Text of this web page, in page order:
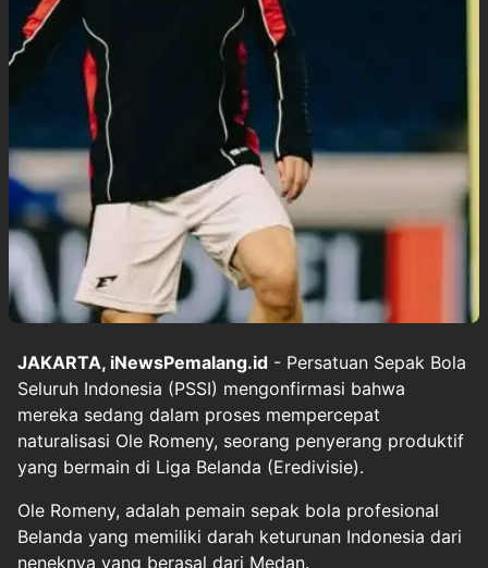
JAKARTA, iNewsPemalang.id - Persatuan Sepak Bola
Seluruh Indonesia (PSSI) mengonfirmasi bahwa
mereka sedang dalam proses mempercepat
naturalisasi Ole Romeny, seorang penyerang produktif
yang bermain di Liga Belanda (Eredivisie).
Ole Romeny, adalah pemain sepak bola profesional
Belanda yang memiliki darah keturunan Indonesia dari
neneknya yang berasal dari Medan.